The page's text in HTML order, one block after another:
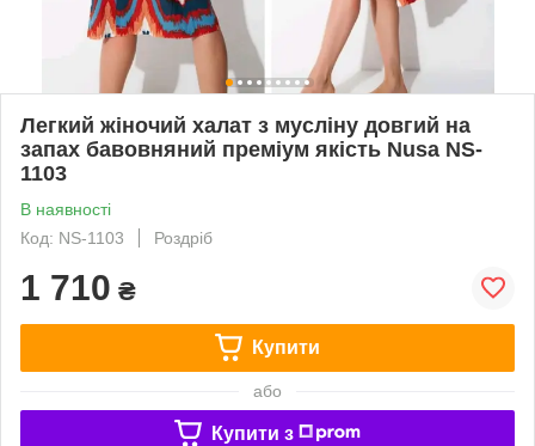
Легкий жіночий халат з мусліну довгий на
запах бавовняний преміум якість Nusa NS-
1103
В наявності
Код: NS-1103
Роздріб
1 710 ₴
Купити
або
Купити з